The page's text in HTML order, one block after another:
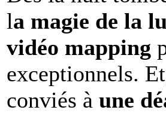
la magie de la
vidéo mapping
exceptionnels.
conviés à une